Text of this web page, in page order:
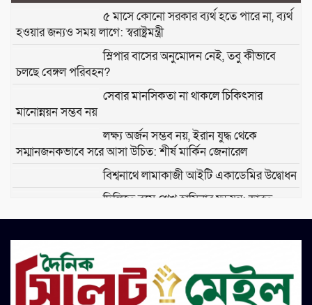
৫ মাসে কোনো সরকার ব্যর্থ হতে পারে না, ব্যর্থ
হওয়ার জন্যও সময় লাগে: স্বরাষ্ট্রমন্ত্রী
স্লিপার বাসের অনুমোদন নেই, তবু কীভাবে
চলছে বেঙ্গল পরিবহন?
সেবার মানসিকতা না থাকলে চিকিৎসার
মানোন্নয়ন সম্ভব নয়
লক্ষ্য অর্জন সম্ভব নয়, ইরান যুদ্ধ থেকে
সম্মানজনকভাবে সরে আসা উচিত: শীর্ষ মার্কিন জেনারেল
বিশ্বনাথে লামাকাজী আইটি একাডেমির উদ্বোধন
দিল্লিতে বসে শেখ হাসিনার ষড়যন্ত্র: ভারত
সরকারের অবস্থানের কঠোর সমালোচনা জামায়াতের
দুর্ঘটনায় আহতদের দেখতে ওসমানী
সাকিবের দেশে ফিরে খেলার কোনো সুযোগ